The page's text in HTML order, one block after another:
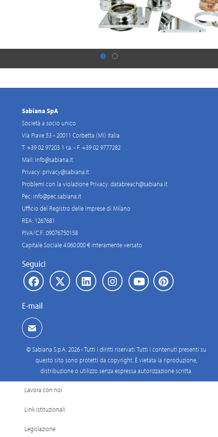
Sabiana SpA
Società a socio unico
Via Piave 53 - 20011 Corbetta (MI) Italia
T. +39 02 97203 1 r.a. - F. +39 02 9777282
Mail: info@sabiana.it
Privacy: privacy@sabiana.it
Problemi con la violazione Privacy:databreach@sabiana.it
Pec: info@pec.sabiana.it
Ufficio del Registro delle Imprese di Milano
REA: 1267681
P.IVA/C.F.: 09076750158
Capitale Sociale 4.060.000 € interamente versato
Seguici
E-mail
© Sabiana S.p.A. 2026 - Tutti i diritti riservati. Tutti i contenuti presenti su
questo sito sono protetti da copyright. È vietata la riproduzione,
distribuzione o utilizzo senza espressa autorizzazione scritta.
Lavora con noi
Link istituzionali
Legislazione